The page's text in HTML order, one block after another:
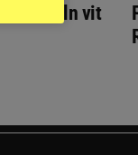
skimmeln vit